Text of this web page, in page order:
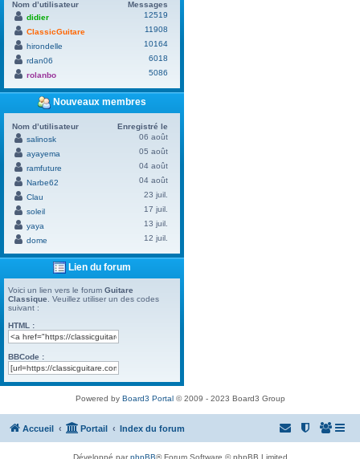
Nom d’utilisateur
Messages
didier
12519
ClassicGuitare
11908
hirondelle
10164
rdan06
6018
rolanbo
5086
Nouveaux membres
Nom d’utilisateur
Enregistré le
salinosk
06 août
ayayema
05 août
ramfuture
04 août
Narbe62
04 août
Clau
23 juil.
soleil
17 juil.
yaya
13 juil.
dome
12 juil.
Lien du forum
Voici un lien vers le forum Guitare
Classique . Veuillez utiliser un des codes
suivant :
HTML :
BBCode :
Powered by Board3 Portal© 2009 - 2023 Board3 Group
Accueil Portail Index du forum
Développé parphpBB® Forum Software © phpBB Limited